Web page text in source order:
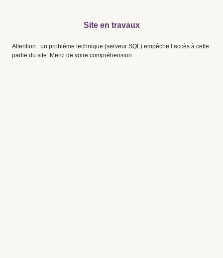
Site en travaux
Attention : un problème technique (serveur SQL) empêche l’accès à cette
partie du site. Merci de votre compréhension.